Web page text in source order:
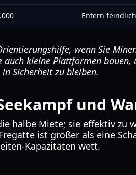
Entern
wenn Sie
auch kleine Plattformen
Sicherheit zu bleiben.
und
halbe Miete; sie effektiv zu
ist größer als eine
Kapazitäten wett.